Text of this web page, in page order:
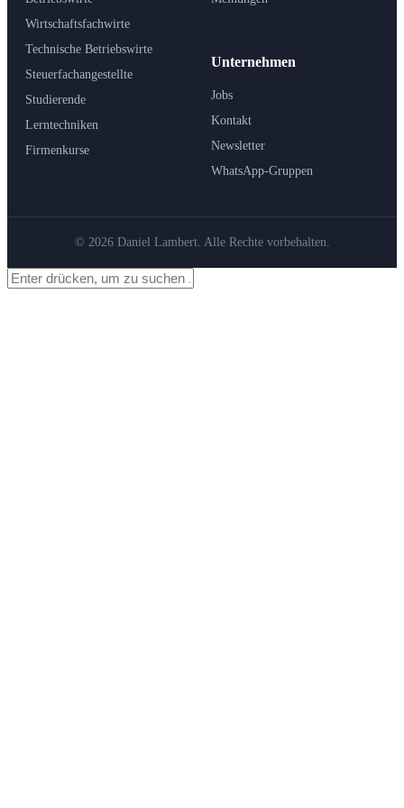
Wirtschaftsfachwirte
Technische Betriebswirte
Steuerfachangestellte
Studierende
Lerntechniken
Firmenkurse
Unternehmen
Jobs
Kontakt
Newsletter
WhatsApp-Gruppen
© 2026 Daniel Lambert. Alle Rechte vorbehalten.